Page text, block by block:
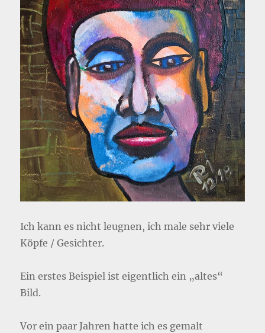
Ich kann es nicht leugnen, ich male sehr viele
Köpfe / Gesichter.
Ein erstes Beispiel ist eigentlich ein „altes“
Bild.
Vor ein paar Jahren hatte ich es gemalt